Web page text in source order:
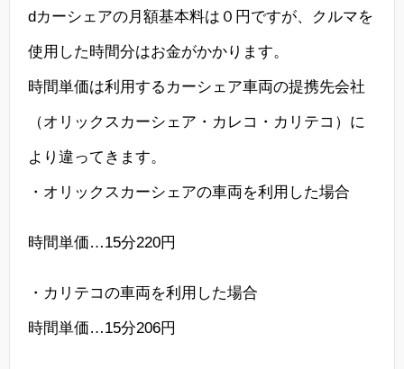
dカーシェアの月額基本料は０円ですが、クルマを
使用した時間分はお金がかかります。
時間単価は利用するカーシェア車両の提携先会社
（オリックスカーシェア・カレコ・カリテコ）に
より違ってきます。
・オリックスカーシェアの車両を利用した場合
時間単価…15分220円
・カリテコの車両を利用した場合
時間単価…15分206円